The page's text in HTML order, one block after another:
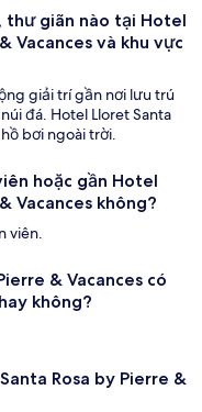
thư giãn nào tại Hotel
Vacances và khu vực
giải trí gần nơi lưu trú
đá. Hotel Lloret Santa
hồ bơi ngoài trời.
hoặc gần Hotel
Vacances không?
viên.
& Vacances có
không?
Rosa by Pierre &